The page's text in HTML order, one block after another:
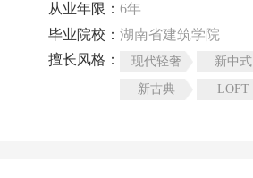
从业年限： 6年
毕业院校： 湖南省建筑学院
擅长风格：
现代轻奢 新中式
新古典 LOFT